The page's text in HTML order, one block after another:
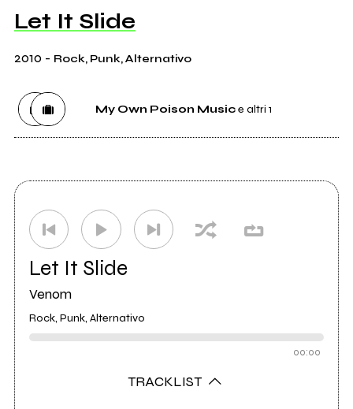
Let It Slide
2010- Rock, Punk, Alternativo
My Own Poison Musice altri 1
Let It Slide
Venom
Rock, Punk, Alternativo
00:00
TRACKLIST